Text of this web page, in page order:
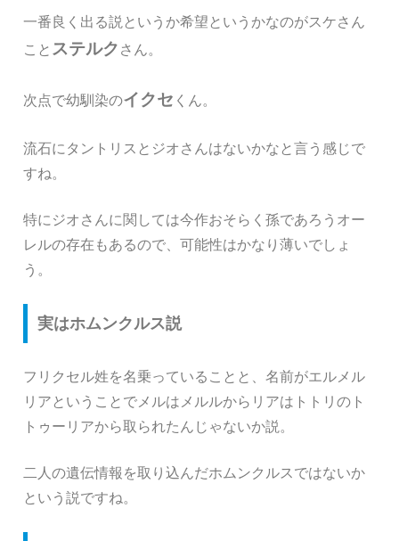
一番良く出る説というか希望というかなのがスケさん
こと ステルク さん。
次点で幼馴染のイクセ くん。
流石にタントリスとジオさんはないかなと言う感じで
すね。
特にジオさんに関しては今作おそらく孫であろうオー
レルの存在もあるので、可能性はかなり薄いでしょ
う。
実はホムンクルス説
フリクセル姓を名乗っていることと、名前がエルメル
リアということでメルはメルルからリアはトトリのト
トゥーリアから取られたんじゃないか説。
二人の遺伝情報を取り込んだホムンクルスではないか
という説ですね。